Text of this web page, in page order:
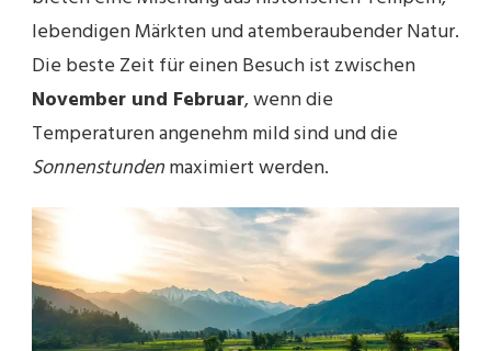
lebendigen Märkten und atemberaubender Natur.
Die beste Zeit für einen Besuch ist zwischen
November und Februar, wenn die
Temperaturen angenehm mild sind und die
Sonnenstundenmaximiert werden.